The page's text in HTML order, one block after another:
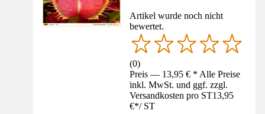
Artikel wurde noch nicht
bewertet.
(0)
Preis — 13,95 € * Alle Preise
inkl. MwSt. und ggf. zzgl.
Versandkosten pro ST13,95
€*/ ST